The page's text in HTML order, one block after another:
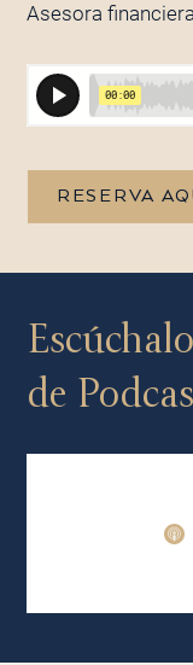
Asesora financiera
RESERVA
de